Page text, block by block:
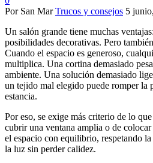
Por San Mar Trucos y consejos 5
Un salón grande tiene muchas
posibilidades decorativas. Pero
Cuando el espacio es generoso,
multiplica. Una cortina demasiado
ambiente. Una solución demasiado
un tejido mal elegido puede romper la
estancia.
Por eso, se exige más criterio de lo
cubrir una ventana amplia o de
el espacio con equilibrio, respetando
la luz sin perder calidez.